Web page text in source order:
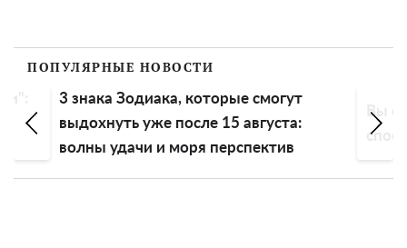
ПОПУЛЯРНЫЕ НОВОСТИ
3 знака Зодиака, которые смогут
выдохнуть уже после 15 августа:
волны удачи и моря перспектив
Вы